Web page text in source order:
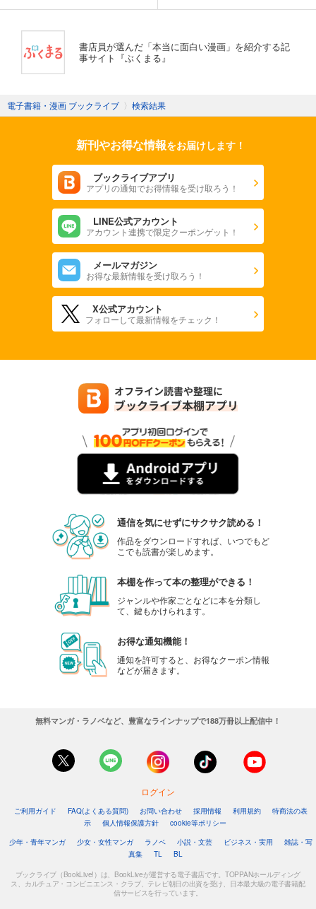
書店員が選んだ「本当に面白い漫画」を紹介する記
事サイト『ぶくまる』
電子書籍・漫画 ブックライブ 〉 検索結果
新刊やお得な情報をお届けします！
ブックライブアプリ
アプリの通知でお得情報を受け取ろう！
LINE公式アカウント
アカウント連携で限定クーポンゲット！
メールマガジン
お得な最新情報を受け取ろう！
X公式アカウント
フォローして最新情報をチェック！
通信を気にせずにサクサク読める！
作品をダウンロードすれば、いつでもど
こでも読書が楽しめます。
本棚を作って本の整理ができる！
ジャンルや作家ごとなどに本を分類し
て、鍵もかけられます。
お得な通知機能！
通知を許可すると、お得なクーポン情報
などが届きます。
無料マンガ・ラノベなど、豊富なラインナップで188万冊以上配信中！
ログイン
ご利用ガイド FAQ(よくある質問) お問い合わせ 採用情報 利用規約
特商法の表
示
個人情報保護方針
cookie等ポリシー
少年・青年マンガ
少女・女性マンガ ラノベ 小説・文芸 ビジネス・実用
雑誌・写
真集
TL BL
ブックライブ（BookLive!）は、BookLiveが運営する電子書店です。TOPPANホールディング
ス、カルチュア・コンビニエンス・クラブ、テレビ朝日の出資を受け、日本最大級の電子書籍配
信サービスを行っています。